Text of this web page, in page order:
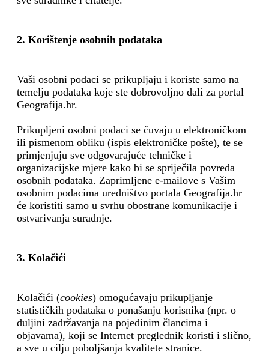
2. Korištenje osobnih podataka
Vaši osobni podaci se prikupljaju i koriste samo na
temelju podataka koje ste dobrovoljno dali za portal
Geografija.hr.
Prikupljeni osobni podaci se čuvaju u elektroničkom
ili pismenom obliku (ispis elektroničke pošte), te se
primjenjuju sve odgovarajuće tehničke i
organizacijske mjere kako bi se spriječila povreda
osobnih podataka. Zaprimljene e-mailove s Vašim
osobnim podacima uredništvo portala Geografija.hr
će koristiti samo u svrhu obostrane komunikacije i
ostvarivanja suradnje.
3. Kolačići
Kolačići (cookies) omogućavaju prikupljanje
statističkih podataka o ponašanju korisnika (npr. o
duljini zadržavanja na pojedinim člancima i
objavama), koji se Internet preglednik koristi i slično,
a sve u cilju poboljšanja kvalitete stranice.